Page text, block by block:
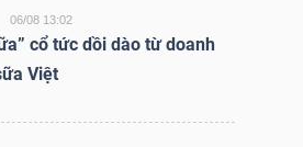
06/08 13:02
cổ tức dồi dào từ doanh
Việt